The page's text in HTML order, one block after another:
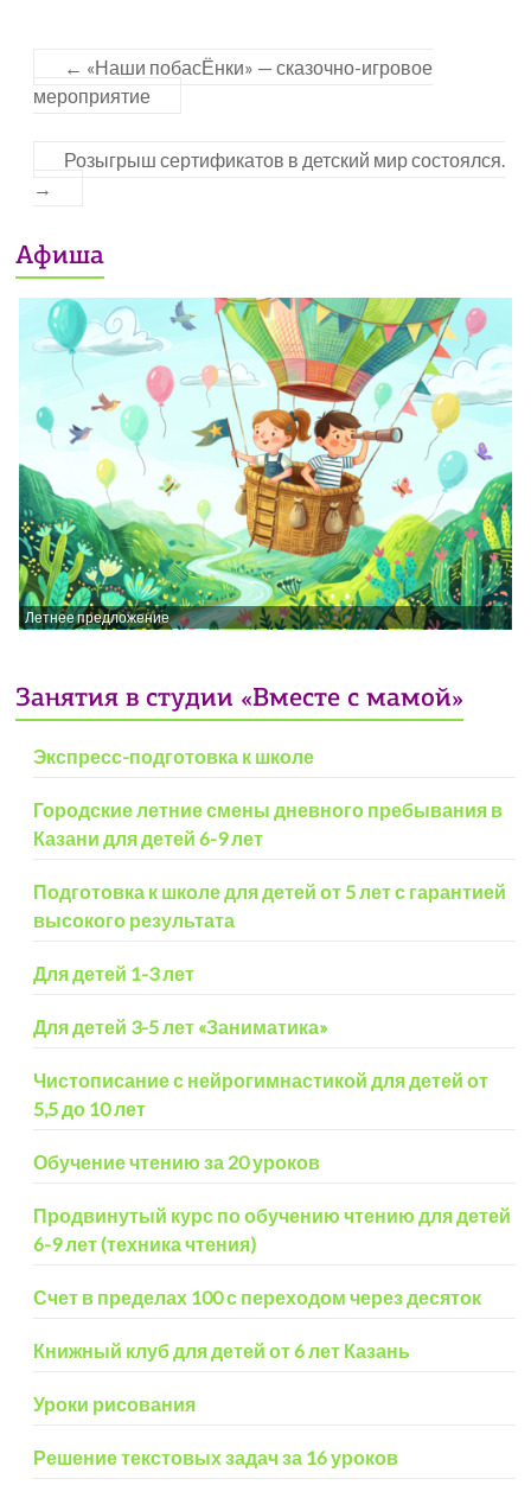
← «Наши побасЁнки» — сказочно-игровое
мероприятие
Розыгрыш сертификатов в детский мир состоялся.
→
Афиша
Летнее предложение
Занятия в студии «Вместе с мамой»
Экспресс-подготовка к школе
Городские летние смены дневного пребывания в
Казани для детей 6-9 лет
Подготовка к школе для детей от 5 лет с гарантией
высокого результата
Для детей 1-3 лет
Для детей 3-5 лет «Заниматика»
Чистописание с нейрогимнастикой для детей от
5,5 до 10 лет
Обучение чтению за 20 уроков
Продвинутый курс по обучению чтению для детей
6-9 лет (техника чтения)
Счет в пределах 100 с переходом через десяток
Книжный клуб для детей от 6 лет Казань
Уроки рисования
Решение текстовых задач за 16 уроков